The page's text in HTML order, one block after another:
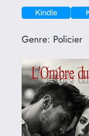
Genre: Policier